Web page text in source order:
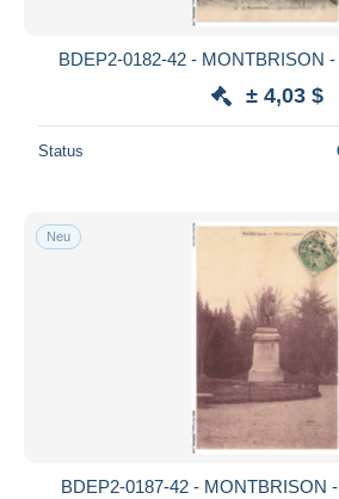
BDEP2-0182-42 - MONTBRISON
± 4,03 $
Status
Neu
BDEP2-0187-42 - MONTBRISON